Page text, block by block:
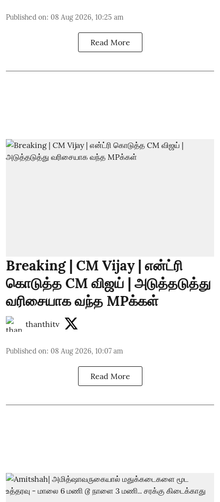
Published on: 08 Aug 2026, 10:25 am
Read More
Breaking | CM Vijay | என்ட்ரி
கொடுத்த CM விஜய் | அடுத்தடுத்து
வரிசையாக வந்த MPக்கள்
thanthitv
Published on: 08 Aug 2026, 10:07 am
Read More